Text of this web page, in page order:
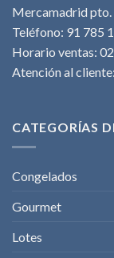
Mercamadrid pto.
Teléfono: 91 785
Horario ventas:
Atención al
CATEGORÍAS
Congelados
Gourmet
Lotes